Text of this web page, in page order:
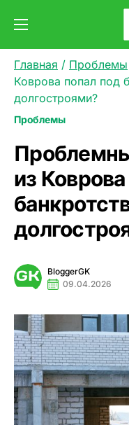
Главная / Проблемы
Коврова попал под
долгостроями?
Проблемы
из
BloggerGK
09.04.2026